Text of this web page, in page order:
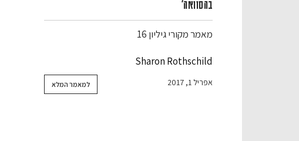
בהסוואה”
מאמר מקוריגיליון 16
Sharon Rothschild
למאמר המלא אפריל 1, 2017